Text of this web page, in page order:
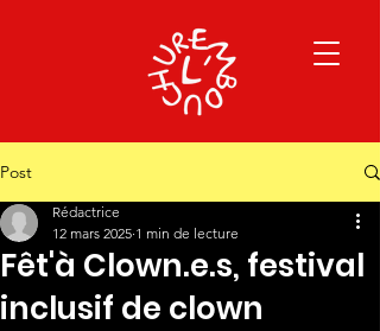
Post
Fêt'à Clown.e.s, festival
inclusif de clown
Rédactrice
12 mars 2025 1 min de lecture